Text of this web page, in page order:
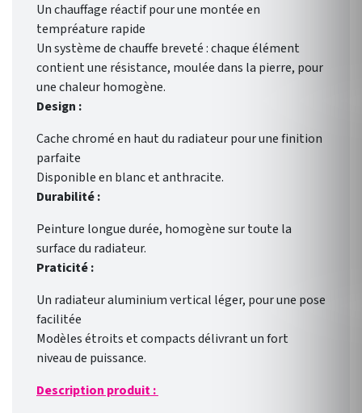
Un chauffage réactif pour une montée en
tempréature rapide
Un système de chauffe breveté : chaque élément
contient une résistance, moulée dans la pierre, pour
une chaleur homogène.
Design :
Cache chromé en haut du radiateur pour une finition
parfaite
Disponible en blanc et anthracite.
Durabilité :
Peinture longue durée, homogène sur toute la
surface du radiateur.
Praticité :
Un radiateur aluminium vertical léger, pour une pose
facilitée
Modèles étroits et compacts délivrant un fort
niveau de puissance.
Description produit :